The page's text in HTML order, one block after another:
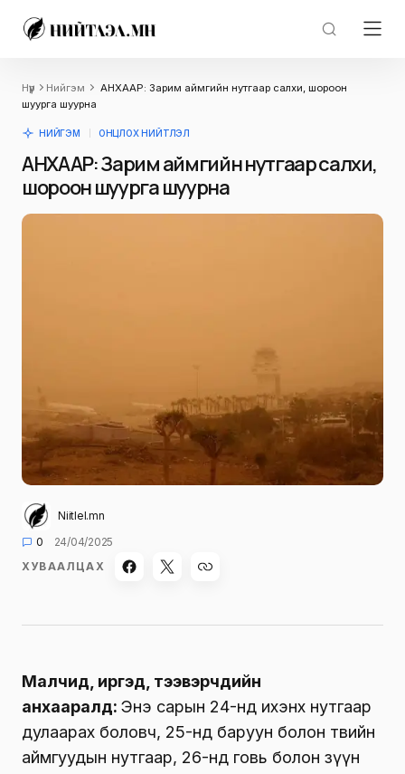
Нүүр Нийгэм
АНХААР: Зарим аймгийн нутгаар салхи, шороон
шуурга шуурна
НИЙГЭМ ОНЦЛОХ НИЙТЛЭЛ
АНХААР: Зарим аймгийн нутгаар салхи,
шороон шуурга шуурна
Niitlel.mn
0
24/04/2025
ХУВААЛЦАХ
Малчид, иргэд, тээвэрчдийн
анхааралд: Энэ сарын 24-нд ихэнх нутгаар
дулаарах боловч, 25-нд баруун болон төвийн
аймгуудын нутгаар, 26-нд говь болон зүүн